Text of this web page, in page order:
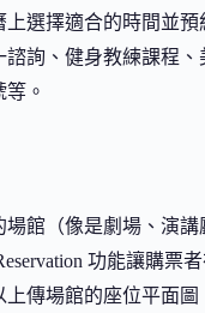
上選擇適合的時間並預
諮詢、健身教練課程、
。
館（像是劇場、演講
功能讓購票
上傳場館的座位平面圖